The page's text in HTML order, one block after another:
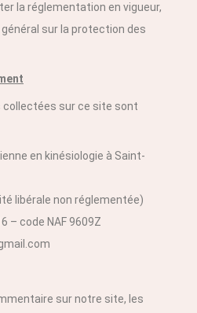
la réglementation en vigueur,
sur la protection des
collectées sur ce site sont
en kinésiologie à Saint-
libérale non réglementée)
– code NAF 9609Z
sur notre site, les